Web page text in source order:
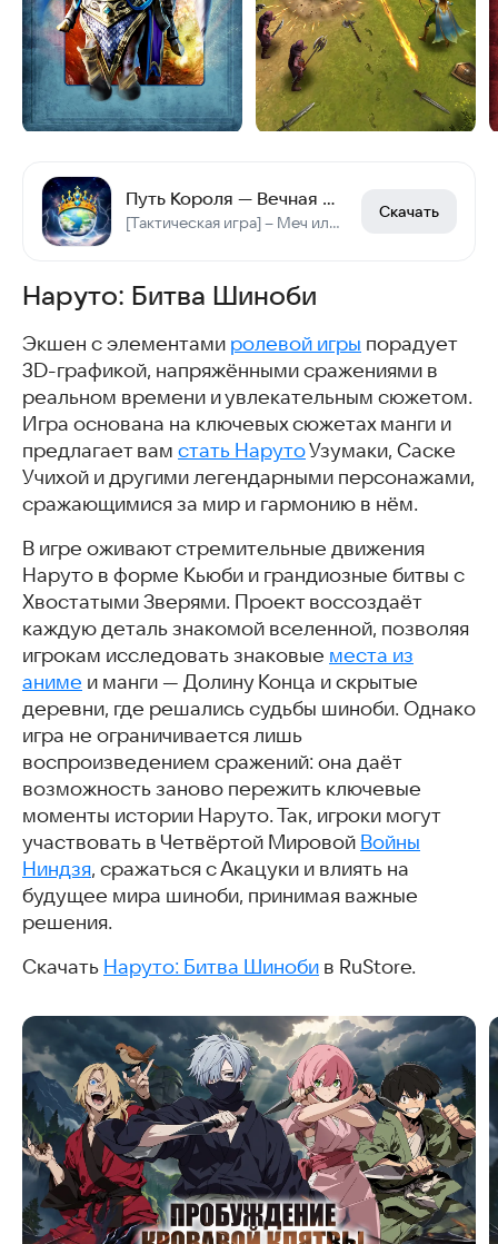
Путь Короля — Вечная Слава
[Тактическая игра] – Меч или магия — последний довод остаётся за умением!
Скачать
Наруто: Битва Шиноби
Экшен с элементами ролевой игры порадует
3D-графикой, напряжёнными сражениями в
реальном времени и увлекательным сюжетом.
Игра основана на ключевых сюжетах манги и
предлагает вам стать НарутоУзумаки, Саске
Учихой и другими легендарными персонажами,
сражающимися за мир и гармонию в нём.
В игре оживают стремительные движения
Наруто в форме Кьюби и грандиозные битвы с
Хвостатыми Зверями. Проект воссоздаёт
каждую деталь знакомой вселенной, позволяя
игрокам исследовать знаковые места из
аниме и манги — Долину Конца и скрытые
деревни, где решались судьбы шиноби. Однако
игра не ограничивается лишь
воспроизведением сражений: она даёт
возможность заново пережить ключевые
моменты истории Наруто. Так, игроки могут
участвовать в Четвёртой Мировой Войны
Ниндзя, сражаться с Акацуки и влиять на
будущее мира шиноби, принимая важные
решения.
Скачать Наруто: Битва Шиноби в RuStore.